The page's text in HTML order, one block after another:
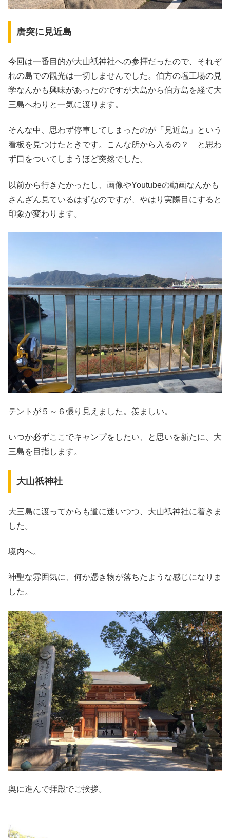
唐突に見近島
今回は一番目的が大山祇神社への参拝だったので、それぞ
れの島での観光は一切しませんでした。伯方の塩工場の見
学なんかも興味があったのですが大島から伯方島を経て大
三島へわりと一気に渡ります。
そんな中、思わず停車してしまったのが「見近島」という
看板を見つけたときです。こんな所から入るの？ と思わ
ず口をついてしまうほど突然でした。
以前から行きたかったし、画像やYoutubeの動画なんかも
さんざん見ているはずなのですが、やはり実際目にすると
印象が変わります。
テントが５～６張り見えました。羨ましい。
いつか必ずここでキャンプをしたい、と思いを新たに、大
三島を目指します。
大山祇神社
大三島に渡ってからも道に迷いつつ、大山祇神社に着きま
した。
境内へ。
神聖な雰囲気に、何か憑き物が落ちたような感じになりま
した。
奥に進んで拝殿でご挨拶。